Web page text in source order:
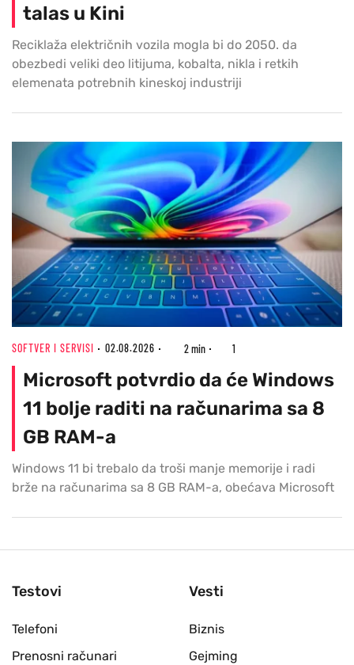
talas u Kini
Reciklaža električnih vozila mogla bi do 2050. da
obezbedi veliki deo litijuma, kobalta, nikla i retkih
elemenata potrebnih kineskoj industriji
SOFTVER I SERVISI 02.08.2026 2 min 1
Microsoft potvrdio da će Windows
11 bolje raditi na računarima sa 8
GB RAM-a
Windows 11 bi trebalo da troši manje memorije i radi
brže na računarima sa 8 GB RAM-a, obećava Microsoft
Testovi
Telefoni
Prenosni računari
Vesti
Biznis
Gejming